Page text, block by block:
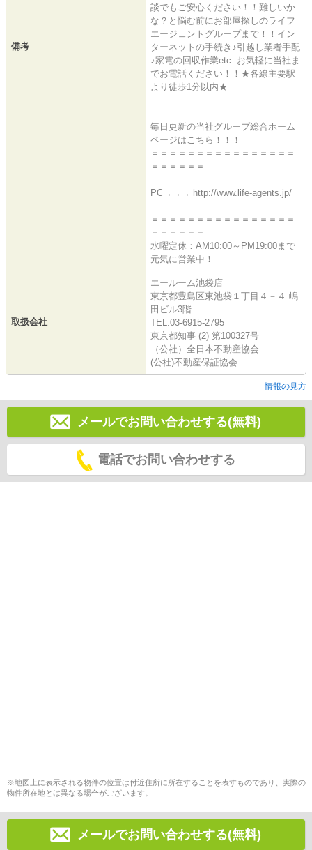
備考
談でもご安心ください！！難しいか
な？と悩む前にお部屋探しのライフ
エージェントグループまで！！イン
ターネットの手続き♪引越し業者手配
♪家電の回収作業etc..お気軽に当社ま
でお電話ください！！★各線主要駅
より徒歩1分以内★
毎日更新の当社グループ総合ホーム
ページはこちら！！！
＝＝＝＝＝＝＝＝＝＝＝＝＝＝＝＝
＝＝＝＝＝＝
PC→→→ http://www.life-agents.jp/
＝＝＝＝＝＝＝＝＝＝＝＝＝＝＝＝
＝＝＝＝＝＝
水曜定休：AM10:00～PM19:00まで
元気に営業中！
取扱会社
エールーム池袋店
東京都豊島区東池袋１丁目４－４ 嶋
田ビル3階
TEL:03-6915-2795
東京都知事 (2) 第100327号
（公社）全日本不動産協会
(公社)不動産保証協会
情報の見方
メールでお問い合わせする(無料)
電話でお問い合わせする
※地図上に表示される物件の位置は付近住所に所在することを表すものであり、実際の
物件所在地とは異なる場合がございます。
メールでお問い合わせする(無料)